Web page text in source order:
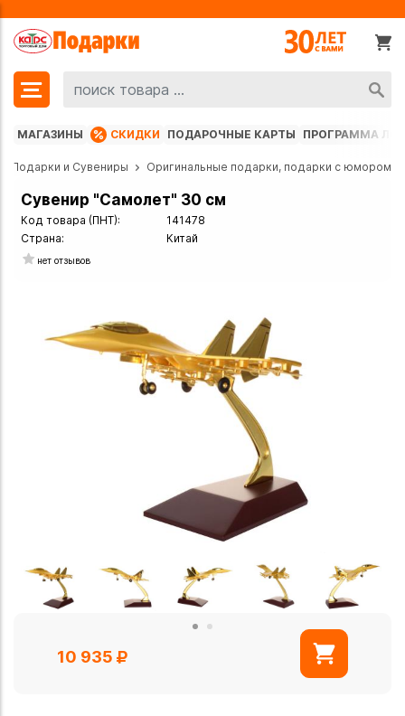
МАГАЗИНЫ СКИДКИ ПОДАРОЧНЫЕ КАРТЫ ПРОГРАММА
Подарки и Сувениры Оригинальные подарки, подарки с юмором
Сувенир "Самолет" 30 см
Код товара (ПНТ):
141478
Страна:
Китай
нет отзывов
10 935